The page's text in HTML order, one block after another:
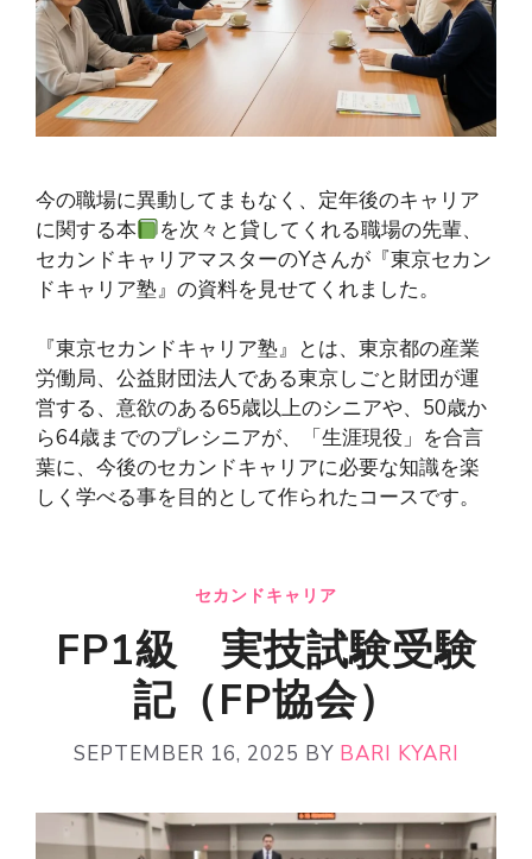
今の職場に異動してまもなく、定年後のキャリア
に関する本
を次々と貸してくれる職場の先輩、
セカンドキャリアマスターのYさんが『東京セカン
ドキャリア塾』の資料を見せてくれました。
『東京セカンドキャリア塾』とは、東京都の産業
労働局、公益財団法人である東京しごと財団が運
営する、意欲のある65歳以上のシニアや、50歳か
ら64歳までのプレシニアが、「生涯現役」を合言
葉に、今後のセカンドキャリアに必要な知識を楽
しく学べる事を目的として作られたコースです。
セカンドキャリア
FP1級 実技試験受験
記（FP協会）
SEPTEMBER 16, 2025 BY BARI KYARI